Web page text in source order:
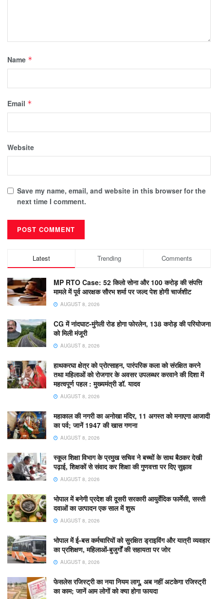
Name *
Email *
Website
Save my name, email, and website in this browser for the
next time I comment.
Latest Trending Comments
MP RTO Case: 52 किलो सोना और 100 करोड़ की संपत्ति
मामले में पूर्व आरक्षक सौरभ शर्मा पर जल्द पेश होगी चार्जशीट
AUGUST 8, 2026
CG में नांदघाट-मुंगेली रोड होगा फोरलेन, 138 करोड़ की परियोजना
को मिली मंजूरी
AUGUST 8, 2026
हाथकरघा क्षेत्र को प्रोत्साहन, पारंपरिक कला को संरक्षित करने
तथा महिलाओं को रोजगार के अवसर उपलब्धर करवाने की दिशा में
महत्वपूर्ण पहल : मुख्यमंत्री डॉ. यादव
AUGUST 8, 2026
महाकाल की नगरी का अनोखा मंदिर, 11 अगस्त को मनाएगा आजादी
का पर्व; जानें 1947 की खास गणना
AUGUST 8, 2026
स्कूल शिक्षा विभाग के प्रमुख सचिव ने बच्चों के साथ बैठकर देखी
पढ़ाई, शिक्षकों से संवाद कर शिक्षा की गुणवत्ता पर दिए सुझाव
AUGUST 8, 2026
भोपाल में बनेगी प्रदेश की दूसरी सरकारी आयुर्वेदिक फार्मेसी, सस्ती
दवाओं का उत्पादन एक साल में शुरू
AUGUST 8, 2026
भोपाल में ई-बस कर्मचारियों को सुरक्षित ड्राइविंग और यात्री व्यवहार
का प्रशिक्षण, महिलाओं-बुजुर्गों की सहायता पर जोर
AUGUST 8, 2026
फेसलेस रजिस्ट्री का नया नियम लागू, अब नहीं अटकेगा रजिस्ट्री
का काम; जानें आम लोगों को क्या होगा फायदा